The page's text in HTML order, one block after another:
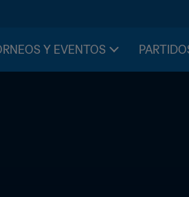
Y EVENTOS